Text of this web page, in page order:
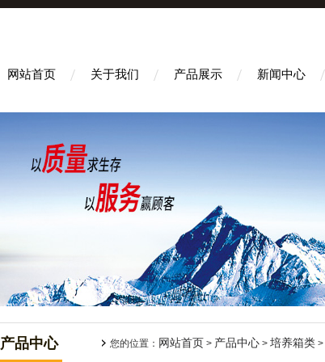
网站首页 关于我们 产品展示 新闻中心
产品中心 您的位置： 网站首页 > 产品中心 > 培养箱类 >